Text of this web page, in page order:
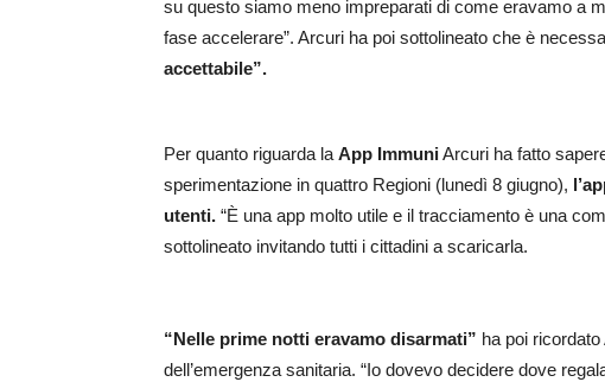
su questo siamo meno impreparati di come eravamo a
fase accelerare”. Arcuri ha poi sottolineato che è
accettabile”.
Per quanto riguarda la App ImmuniArcuri ha fatto
sperimentazione in quattro Regioni (lunedì 8 giugno),
utenti. “È una app molto utile e il tracciamento è una
sottolineato invitando tutti i cittadini a scaricarla.
“Nelle prime notti eravamo disarmati” ha poi
dell’emergenza sanitaria. “Io dovevo decidere dove